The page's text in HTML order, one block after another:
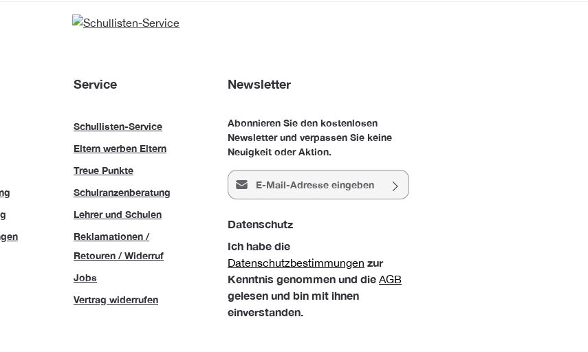
Service
Schullisten-Service
Eltern werben Eltern
Treue Punkte
Schulranzenberatung
Lehrer und Schulen
Reklamationen /
Retouren / Widerruf
Jobs
Vertrag widerrufen
Newsletter
Abonnieren Sie den kostenlosen
Newsletter und verpassen Sie keine
Neuigkeit oder Aktion.
E-Mail-Adresse*
Datenschutz
Ich habe die
Datenschutzbestimmungen zur
Kenntnis genommen und die AGB
gelesen und bin mit ihnen
einverstanden.